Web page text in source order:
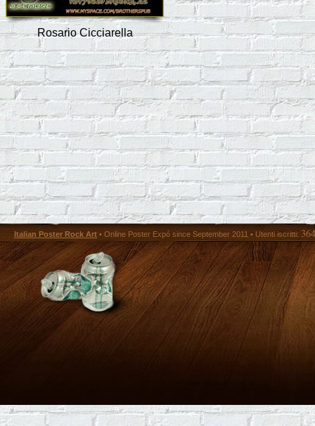
Rosario Cicciarella
Italian Poster Rock Art • Online Poster Expó since September 2011 • Utenti iscritti: 364